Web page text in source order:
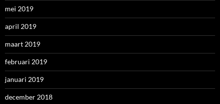
mei 2019
april 2019
maart 2019
februari 2019
januari 2019
december 2018